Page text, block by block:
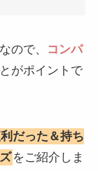
ので、
コンパ
がポイントで
だった＆持ち
をご紹介しま